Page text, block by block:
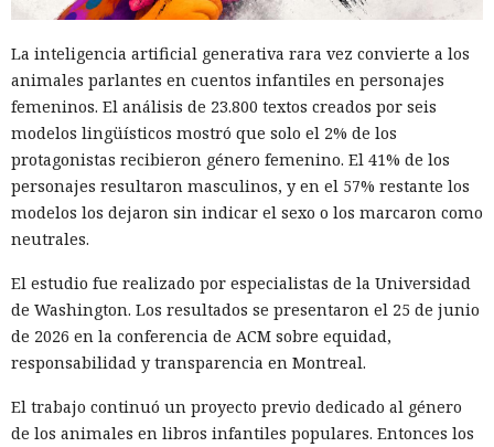
La inteligencia artificial generativa rara vez convierte a los
animales parlantes en cuentos infantiles en personajes
femeninos. El análisis de 23.800 textos creados por seis
modelos lingüísticos mostró que solo el 2% de los
protagonistas recibieron género femenino. El 41% de los
personajes resultaron masculinos, y en el 57% restante los
modelos los dejaron sin indicar el sexo o los marcaron como
neutrales.
El estudio fue realizado por especialistas de la Universidad
de Washington. Los resultados se presentaron el 25 de junio
de 2026 en la conferencia de ACM sobre equidad,
responsabilidad y transparencia en Montreal.
El trabajo continuó un proyecto previo dedicado al género
de los animales en libros infantiles populares. Entonces los